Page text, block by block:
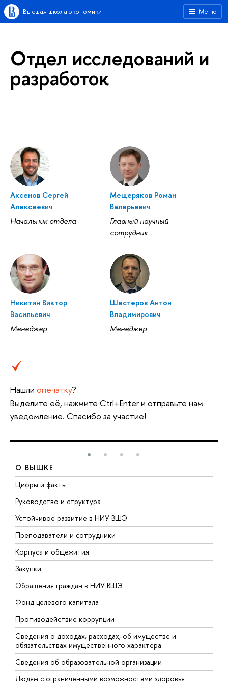
Меню
Высшая школа экономики
Отдел исследований и
разработок
Аксенов Сергей
Алексеевич
Начальник отдела
Мещеряков Роман
Валерьевич
Главный научный
сотрудник
Никитин Виктор
Васильевич
Менеджер
Шестеров Антон
Владимирович
Менеджер
Нашли опечатку?
Выделите её, нажмите Ctrl+Enter и отправьте нам
уведомление. Спасибо за участие!
О ВЫШКЕ
Цифры и факты
Руководство и структура
Устойчивое развитие в НИУ ВШЭ
Преподаватели и сотрудники
Корпуса и общежития
Закупки
Обращения граждан в НИУ ВШЭ
Фонд целевого капитала
Противодействие коррупции
Сведения о доходах, расходах, об имуществе и
обязательствах имущественного характера
Сведения об образовательной организации
Людям с ограниченными возможностями здоровья